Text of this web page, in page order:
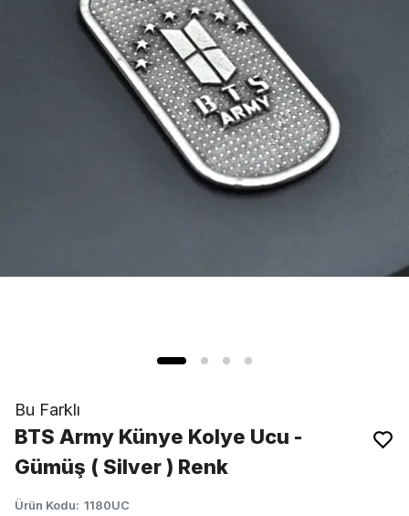
Bu Farklı
BTS Army Künye Kolye Ucu -
Gümüş ( Silver ) Renk
Ürün Kodu: 1180UC